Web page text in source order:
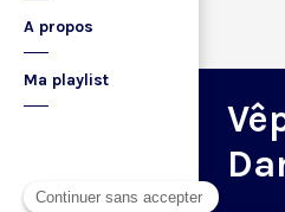
A propos
Ma playlist